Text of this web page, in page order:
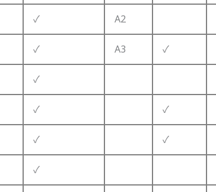
✓ A2
✓ A3 ✓
✓
✓ ✓
✓ ✓
✓